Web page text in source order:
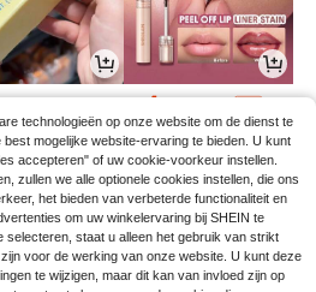
4
technologieën op onze website om de dienst te
mogelijke website-ervaring te bieden. U kunt
accepteren" of uw cookie-voorkeur instellen.
zullen we alle optionele cookies instellen, die ons
het bieden van verbeterde functionaliteit en
om uw winkelervaring bij SHEIN te
selecteren, staat u alleen het gebruik van strikt
voor de werking van onze website. U kunt deze
te wijzigen, maar dit kan van invloed zijn op